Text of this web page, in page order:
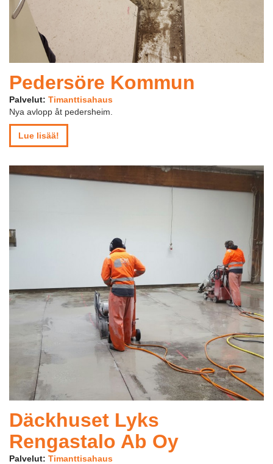
Pedersöre Kommun
Palvelut: Timanttisahaus
Nya avlopp åt pedersheim.
Lue lisää!
Däckhuset Lyks
Rengastalo Ab Oy
Palvelut: Timanttisahaus